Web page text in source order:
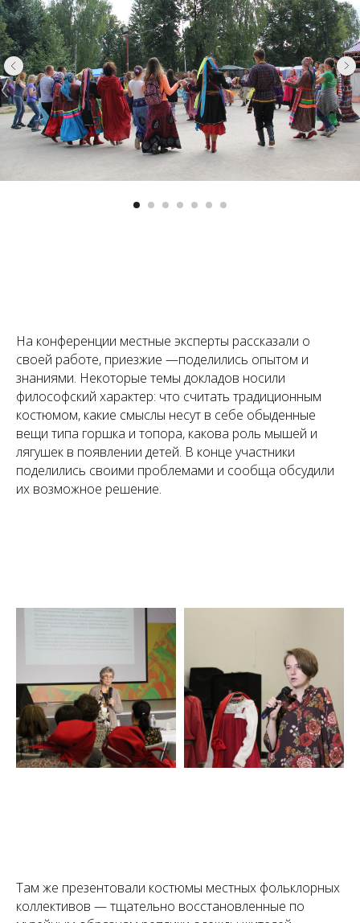
На конференции местные эксперты рассказали о
своей работе, приезжие —поделились опытом и
знаниями. Некоторые темы докладов носили
философский характер: что считать традиционным
костюмом, какие смыслы несут в себе обыденные
вещи типа горшка и топора, какова роль мышей и
лягушек в появлении детей. В конце участники
поделились своими проблемами и сообща обсудили
их возможное решение.
Там же презентовали костюмы местных фольклорных
коллективов — тщательно восстановленные по